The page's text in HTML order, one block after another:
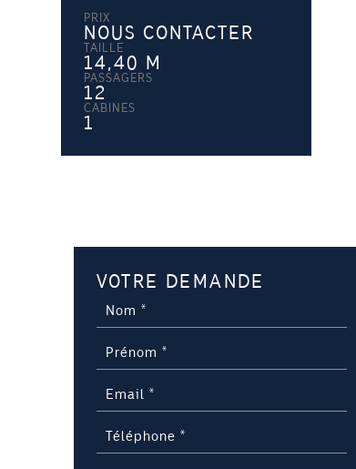
PRIX
NOUS CONTACTER
TAILLE
14,40 M
PASSAGERS
12
CABINES
1
VOTRE DEMANDE